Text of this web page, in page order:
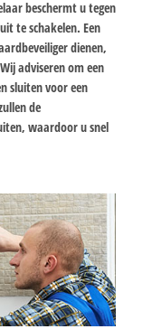
beschermt u tegen
te schakelen. Een
dienen,
adviseren om een
sluiten voor een
de
waardoor u snel